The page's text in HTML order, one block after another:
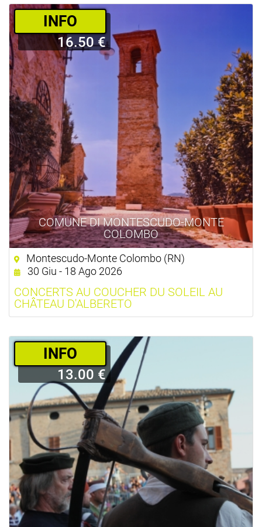
COMUNE DI MONTESCUDO-MONTE
COLOMBO
­INFO
16.50 €
Montescudo-Monte Colombo (RN)
30 Giu - 18 Ago 2026
CONCERTS AU COUCHER DU SOLEIL AU
CHÂTEAU D'ALBERETO
­INFO
13.00 €